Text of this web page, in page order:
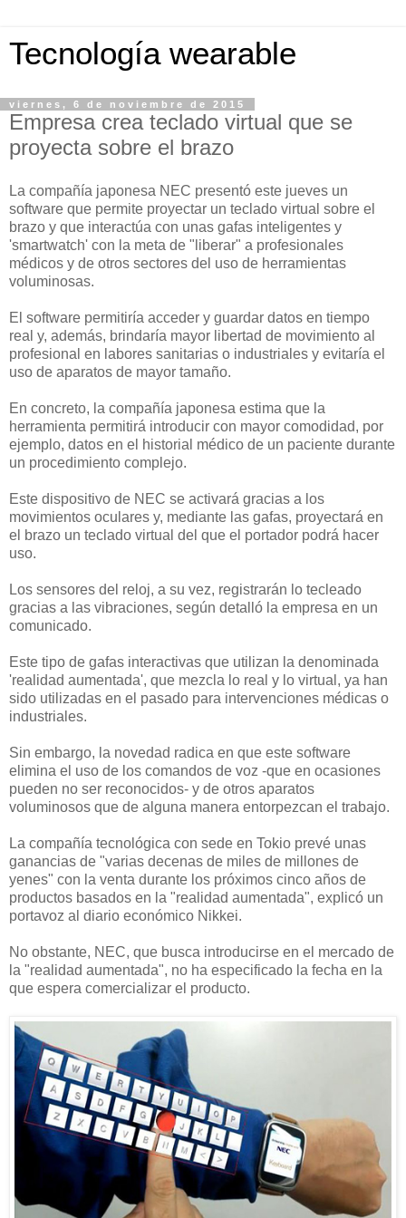
Tecnología wearable
viernes, 6 de noviembre de 2015
Empresa crea teclado virtual que se
proyecta sobre el brazo
La compañía japonesa NEC presentó este jueves un
software que permite proyectar un teclado virtual sobre el
brazo y que interactúa con unas gafas inteligentes y
'smartwatch' con la meta de "liberar" a profesionales
médicos y de otros sectores del uso de herramientas
voluminosas.
El software permitiría acceder y guardar datos en tiempo
real y, además, brindaría mayor libertad de movimiento al
profesional en labores sanitarias o industriales y evitaría el
uso de aparatos de mayor tamaño.
En concreto, la compañía japonesa estima que la
herramienta permitirá introducir con mayor comodidad, por
ejemplo, datos en el historial médico de un paciente durante
un procedimiento complejo.
Este dispositivo de NEC se activará gracias a los
movimientos oculares y, mediante las gafas, proyectará en
el brazo un teclado virtual del que el portador podrá hacer
uso.
Los sensores del reloj, a su vez, registrarán lo tecleado
gracias a las vibraciones, según detalló la empresa en un
comunicado.
Este tipo de gafas interactivas que utilizan la denominada
'realidad aumentada', que mezcla lo real y lo virtual, ya han
sido utilizadas en el pasado para intervenciones médicas o
industriales.
Sin embargo, la novedad radica en que este software
elimina el uso de los comandos de voz -que en ocasiones
pueden no ser reconocidos- y de otros aparatos
voluminosos que de alguna manera entorpezcan el trabajo.
La compañía tecnológica con sede en Tokio prevé unas
ganancias de "varias decenas de miles de millones de
yenes" con la venta durante los próximos cinco años de
productos basados en la "realidad aumentada", explicó un
portavoz al diario económico Nikkei.
No obstante, NEC, que busca introducirse en el mercado de
la "realidad aumentada", no ha especificado la fecha en la
que espera comercializar el producto.